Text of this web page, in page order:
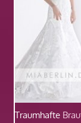
Traumhafte